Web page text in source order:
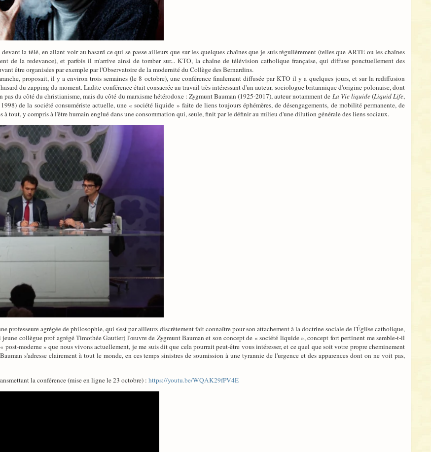
la télé, en allant voir au hasard ce qui se passe ailleurs que sur les quelques chaînes que je suis régulièrement (telles que ARTE ou les chaînes
de la redevance), et parfois il m'arrive ainsi de tomber sur... KTO, la chaîne de télévision catholique française, qui diffuse ponctuellement des
être organisées par exemple par l'Observatoire de la modernité du Collège des Bernardins.
proposait, il y a environ trois semaines (le 8 octobre), une conférence finalement diffusée par KTO il y a quelques jours, et sur la rediffusion
du zapping du moment. Ladite conférence était consacrée au travail très intéressant d'un auteur, sociologue britannique d'origine polonaise, dont
du côté du christianisme, mais du côté du marxisme hétérodoxe : Zygmunt Bauman (1925-2017), auteur notamment de La Vie liquide(Liquid Life,
de la société consumériste actuelle, une « société liquide » faite de liens toujours éphémères, de désengagements, de mobilité permanente, de
à tout, y compris à l'être humain englué dans une consommation qui, seule, finit par le définir au milieu d'une dilution générale des liens sociaux.
professeure agrégée de philosophie, qui s'est par ailleurs discrètement fait connaître pour son attachement à la doctrine sociale de l'Église catholique,
collègue prof agrégé Timothée Gautier) l'œuvre de Zygmunt Bauman et son concept de « société liquide », concept fort pertinent me semble-t-il
moderne » que nous vivons actuellement, je me suis dit que cela pourrait peut-être vous intéresser, et ce quel que soit votre propre cheminement
s'adresse clairement à tout le monde, en ces temps sinistres de soumission à une tyrannie de l'urgence et des apparences dont on ne voit pas,
la conférence (mise en ligne le 23 octobre) : https://youtu.be/WQAK29fPV4E